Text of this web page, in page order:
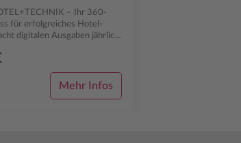
für erfolgreiches Hotel-
digitalen Ausgaben jährlich
Mehr Infos